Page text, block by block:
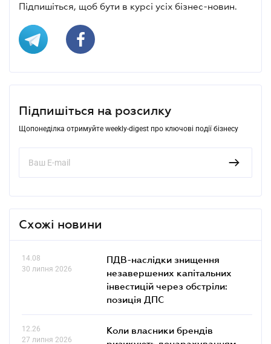
Підпишіться, щоб бути в курсі усіх бізнес-новин.
Підпишіться на розсилку
Щопонеділка отримуйте weekly-digest про ключові події бізнесу
Схожі новини
14.08
30 липня 2026
ПДВ-наслідки знищення
незавершених капітальних
інвестицій через обстріли:
позиція ДПС
12.26
27 липня 2026
Коли власники брендів